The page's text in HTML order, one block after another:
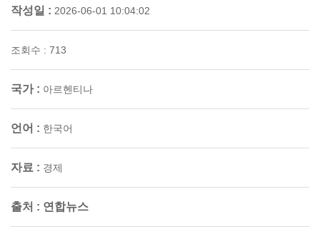
작성일 : 2026-06-01 10:04:02
조회수 : 713
국가 : 아르헨티나
언어 : 한국어
자료 : 경제
출처 : 연합뉴스